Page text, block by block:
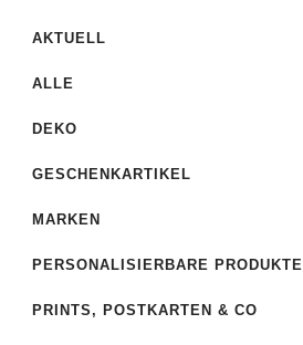
AKTUELL
ALLE
DEKO
GESCHENKARTIKEL
MARKEN
PERSONALISIERBARE PRODUKTE
PRINTS, POSTKARTEN & CO